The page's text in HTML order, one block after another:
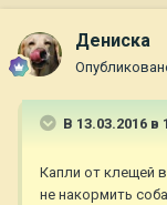
Дениска
В 13.03.2016 в
Капли от клещей
не накормить